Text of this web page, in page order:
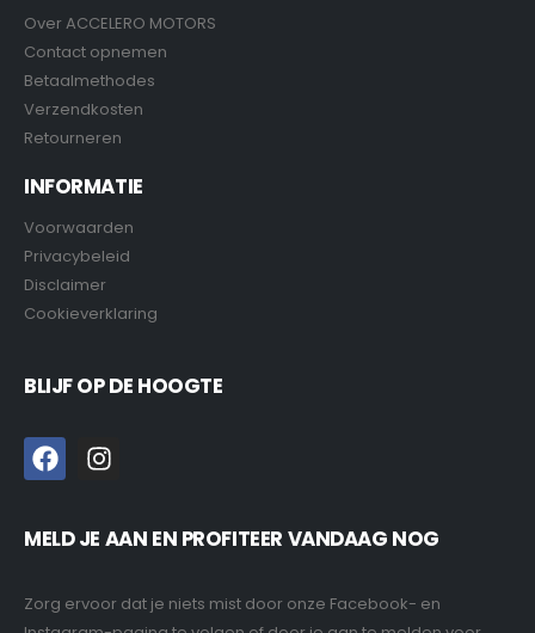
Over ACCELERO MOTORS
Contact opnemen
Betaalmethodes
Verzendkosten
Retourneren
INFORMATIE
Voorwaarden
Privacybeleid
Disclaimer
Cookieverklaring
BLIJF OP DE HOOGTE
MELD JE AAN EN PROFITEER VANDAAG NOG
Zorg ervoor dat je niets mist door onze Facebook- en